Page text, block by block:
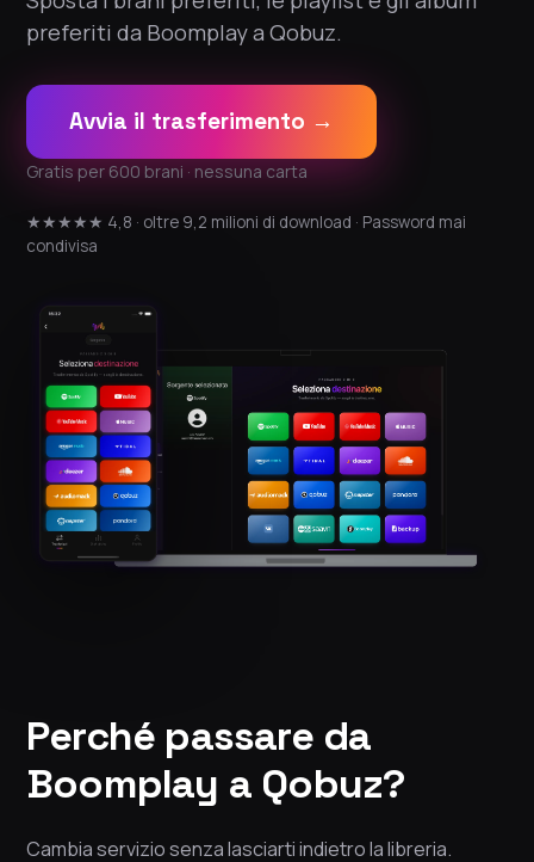
preferiti da Boomplay a Qobuz.
Avvia il trasferimento →
Gratis per 600 brani · nessuna carta
★★★★★ 4,8 · oltre 9,2 milioni di download · Password mai
condivisa
Perché passare da
Boomplay a Qobuz?
Cambia servizio senza lasciarti indietro la libreria.